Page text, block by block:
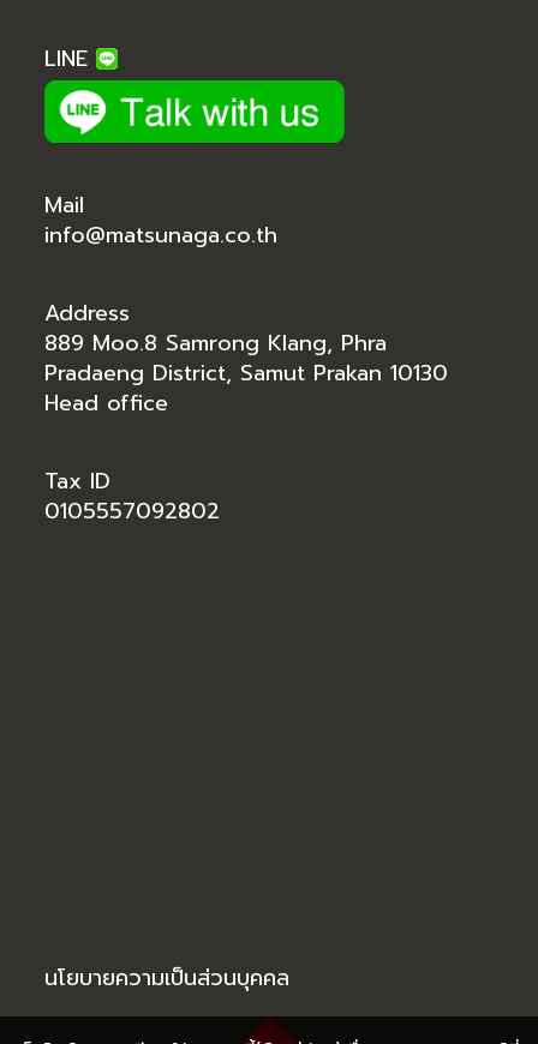
LINE
Mail
info@matsunaga.co.th
Address
889 Moo.8 Samrong Klang, Phra
Pradaeng District, Samut Prakan 10130
Head office
Tax ID
0105557092802
นโยบายความเป็นส่วนบุคคล